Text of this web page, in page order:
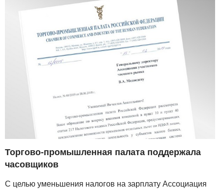
Торгово-промышленная палата поддержала
часовщиков
С целью уменьшения налогов на зарплату Ассоциация